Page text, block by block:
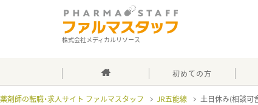
株式会社メディカルリソース
初めての方
薬剤師の転職・求人サイト ファルマスタッフ JR五能線 土日休み(相談可